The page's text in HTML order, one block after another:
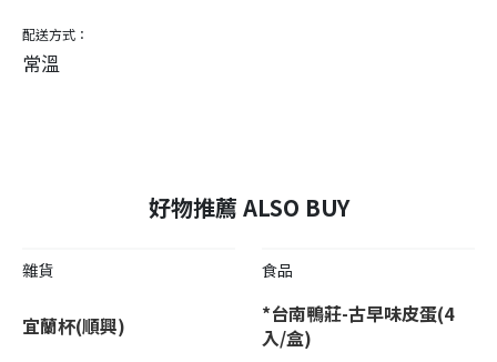
配送方式：
常溫
好物推薦 ALSO BUY
雜貨
宜蘭杯(順興)
食品
*台南鴨莊-古早味皮蛋(4
入/盒)